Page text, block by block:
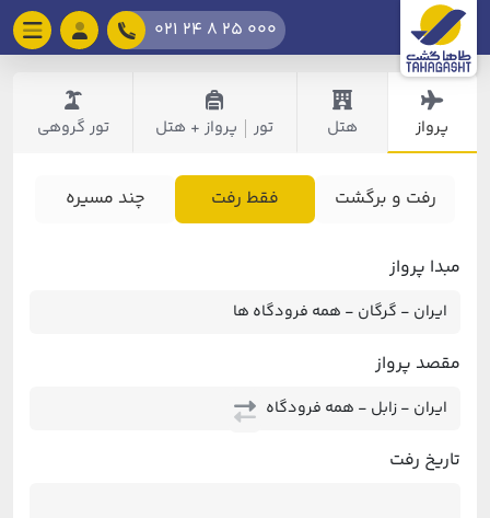
021 24 8 25 000
پرواز هتل تور پرواز + هتل تور گروهی
رفت و برگشت فقط رفت چند مسیره
مبدا پرواز
مقصد پرواز
تاریخ رفت